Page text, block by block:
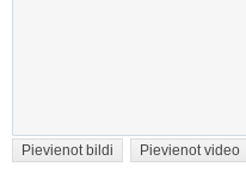
Pievienot bildi Pievienot video